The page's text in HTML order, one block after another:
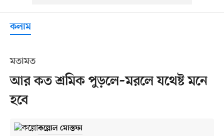
কলাম
মতামত
আর কত শ্রমিক পুড়লে–মরলে যথেষ্ট মনে
হবে
কল্লোল মোস্তফা